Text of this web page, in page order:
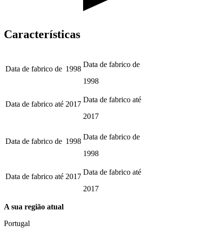
Características
Data de fabrico de 1998
Data de fabrico de
1998
Data de fabrico até 2017
Data de fabrico até
2017
Data de fabrico de 1998
Data de fabrico de
1998
Data de fabrico até 2017
Data de fabrico até
2017
A sua região atual
Portugal